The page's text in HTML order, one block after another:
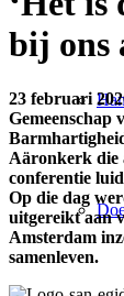
bij ons
23 februari
Gemeenschap
Aäronkerk die
conferentie
Op die dag
uitgereikt aan
Amsterdam
samenleven.